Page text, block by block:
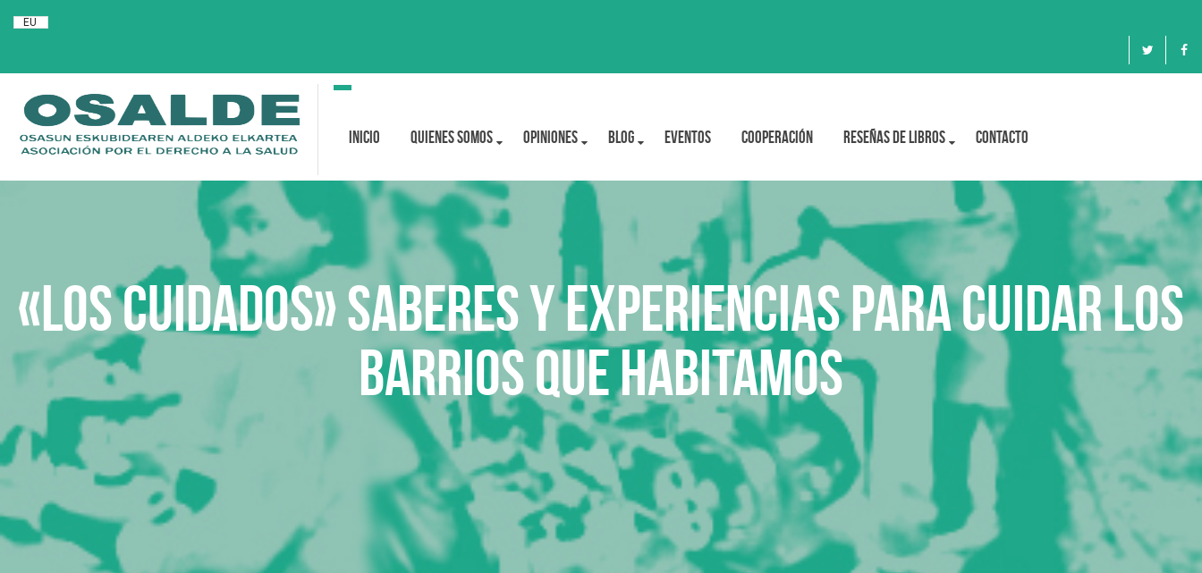
EU
Toggle
Inicio Quienes Somos OPINIONES BLOG Eventos Cooperación Reseñas de libros Contacto
«Los cuidados» Saberes y experiencias para cuidar los
barrios que habitamos